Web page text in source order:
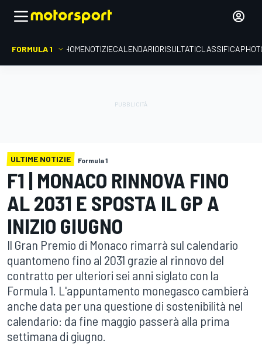
FORMULA 1 HOMENOTIZIECALENDARIORISULTATICLASSIFICA
ULTIME NOTIZIE Formula 1
F1 | MONACO RINNOVA FINO
AL 2031 E SPOSTA IL GP A
INIZIO GIUGNO
Il Gran Premio di Monaco rimarrà sul calendario
quantomeno fino al 2031 grazie al rinnovo del
contratto per ulteriori sei anni siglato con la
Formula 1. L'appuntamento monegasco cambierà
anche data per una questione di sostenibilità nel
calendario: da fine maggio passerà alla prima
settimana di giugno.